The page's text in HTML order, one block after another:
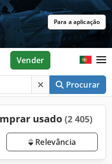
Para a aplicação
Procurar
Vender
usado (2 405)
Relevância